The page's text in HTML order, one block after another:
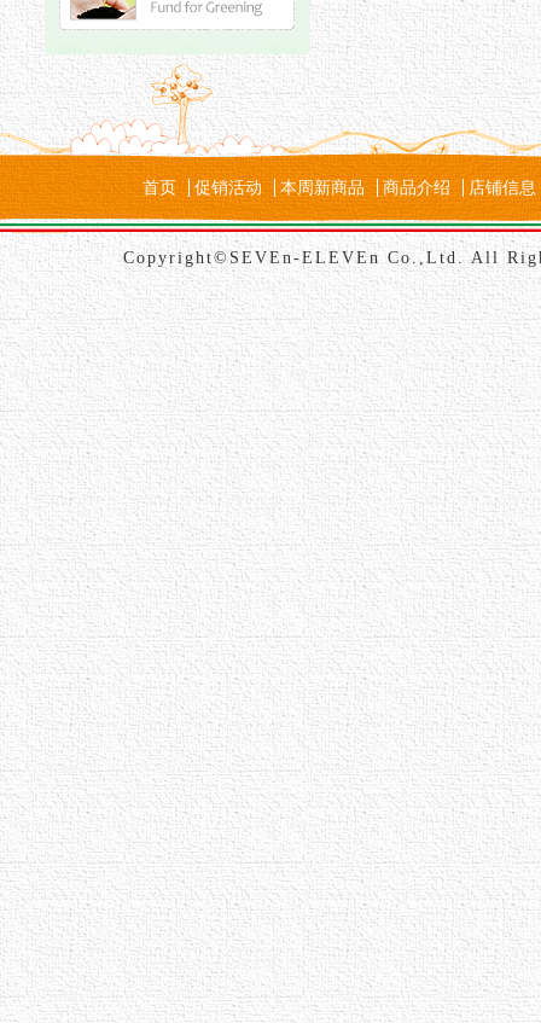
首页 促销活动 本周新商品 商品介绍 店铺信息
Copyright©SEVEn-ELEVEn Co.,Ltd. All